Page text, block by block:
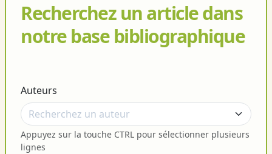
Recherchez un article dans
notre base bibliographique
Auteurs
Appuyez sur la touche CTRL pour sélectionner plusieurs
lignes